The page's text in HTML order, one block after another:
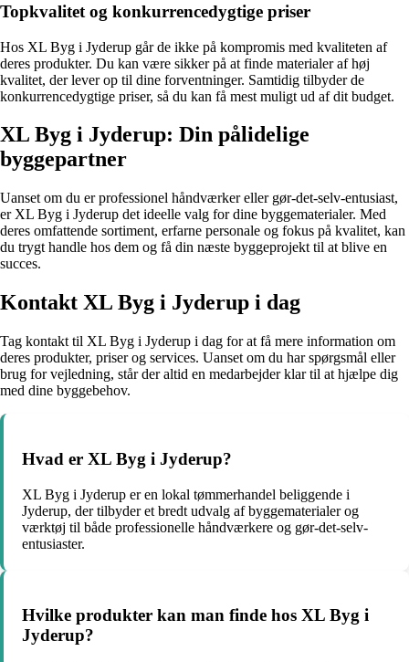
Topkvalitet og konkurrencedygtige priser
Hos XL Byg i Jyderup går de ikke på kompromis med kvaliteten af
deres produkter. Du kan være sikker på at finde materialer af høj
kvalitet, der lever op til dine forventninger. Samtidig tilbyder de
konkurrencedygtige priser, så du kan få mest muligt ud af dit budget.
XL Byg i Jyderup: Din pålidelige
byggepartner
Uanset om du er professionel håndværker eller gør-det-selv-entusiast,
er XL Byg i Jyderup det ideelle valg for dine byggematerialer. Med
deres omfattende sortiment, erfarne personale og fokus på kvalitet, kan
du trygt handle hos dem og få din næste byggeprojekt til at blive en
succes.
Kontakt XL Byg i Jyderup i dag
Tag kontakt til XL Byg i Jyderup i dag for at få mere information om
deres produkter, priser og services. Uanset om du har spørgsmål eller
brug for vejledning, står der altid en medarbejder klar til at hjælpe dig
med dine byggebehov.
Hvad er XL Byg i Jyderup?
XL Byg i Jyderup er en lokal tømmerhandel beliggende i
Jyderup, der tilbyder et bredt udvalg af byggematerialer og
værktøj til både professionelle håndværkere og gør-det-selv-
entusiaster.
Hvilke produkter kan man finde hos XL Byg i
Jyderup?